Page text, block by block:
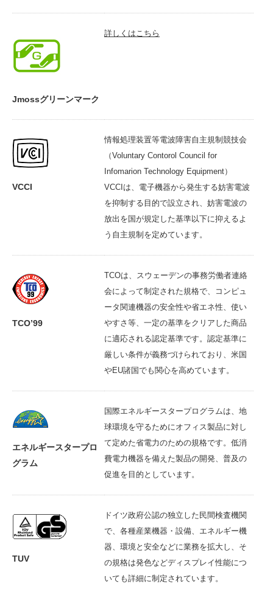
Jmossグリーンマーク
詳しくはこちら
VCCI
情報処理装置等電波障害自主規制競技会
（Voluntary Contorol Council for
Infomarion Technology Equipment）
VCCIは、電子機器から発生する妨害電波
を抑制する目的で設立され、妨害電波の
放出を国が規定した基準以下に抑えるよ
う自主規制を定めています。
TCO’99
TCOは、スウェーデンの事務労働者連絡
会によって制定された規格で、コンピュ
ータ関連機器の安全性や省エネ性、使い
やすさ等、一定の基準をクリアした商品
に適応される認定基準です。認定基準に
厳しい条件が義務づけられており、米国
やEU諸国でも関心を高めています。
エネルギースタープロ
グラム
国際エネルギースタープログラムは、地
球環境を守るためにオフィス製品に対し
て定めた省電力のための規格です。低消
費電力機器を備えた製品の開発、普及の
促進を目的としています。
TUV
ドイツ政府公認の独立した民間検査機関
で、各種産業機器・設備、エネルギー機
器、環境と安全などに業務を拡大し、そ
の規格は発色などディスプレイ性能につ
いても詳細に制定されています。